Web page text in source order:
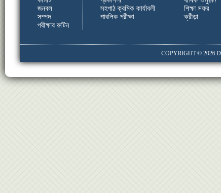
জনবল
সম্পদ
পরীক্ষার রুটিন
সহপাঠ ক্রমিক কার্যাবলী
পাবলিক পরীক্ষা
শিক্ষা সফর
ক্রীড়া
COPYRIGHT © 2026